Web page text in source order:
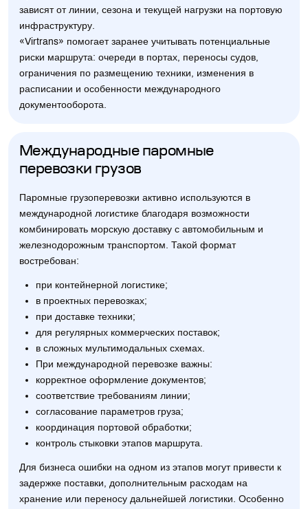
зависят от линии, сезона и текущей нагрузки на портовую
инфраструктуру.
«Virtrans» помогает заранее учитывать потенциальные
риски маршрута: очереди в портах, переносы судов,
ограничения по размещению техники, изменения в
расписании и особенности международного
документооборота.
Международные паромные
перевозки грузов
Паромные грузоперевозки активно используются в
международной логистике благодаря возможности
комбинировать морскую доставку с автомобильным и
железнодорожным транспортом. Такой формат
востребован:
при контейнерной логистике;
в проектных перевозках;
при доставке техники;
для регулярных коммерческих поставок;
в сложных мультимодальных схемах.
При международной перевозке важны:
корректное оформление документов;
соответствие требованиям линии;
согласование параметров груза;
координация портовой обработки;
контроль стыковки этапов маршрута.
Для бизнеса ошибки на одном из этапов могут привести к
задержке поставки, дополнительным расходам на
хранение или переносу дальнейшей логистики. Особенно